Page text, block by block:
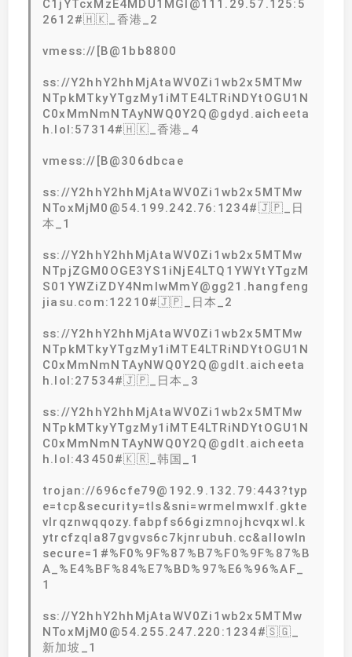
C1jYTcxMzE4MDU1MGI@111.29.57.125:5
2612#🇭🇰_香港_2
vmess://[B@1bb8800
ss://Y2hhY2hhMjAtaWV0Zi1wb2x5MTMw
NTpkMTkyYTgzMy1iMTE4LTRiNDYtOGU1N
C0xMmNmNTAyNWQ0Y2Q@gdyd.aicheeta
h.lol:57314#🇭🇰_香港_4
vmess://[B@306dbcae
ss://Y2hhY2hhMjAtaWV0Zi1wb2x5MTMw
NToxMjM0@54.199.242.76:1234#🇯🇵_日
本_1
ss://Y2hhY2hhMjAtaWV0Zi1wb2x5MTMw
NTpjZGM0OGE3YS1iNjE4LTQ1YWYtYTgzM
S01YWZiZDY4NmIwMmY@gg21.hangfeng
jiasu.com:12210#🇯🇵_日本_2
ss://Y2hhY2hhMjAtaWV0Zi1wb2x5MTMw
NTpkMTkyYTgzMy1iMTE4LTRiNDYtOGU1N
C0xMmNmNTAyNWQ0Y2Q@gdlt.aicheeta
h.lol:27534#🇯🇵_日本_3
ss://Y2hhY2hhMjAtaWV0Zi1wb2x5MTMw
NTpkMTkyYTgzMy1iMTE4LTRiNDYtOGU1N
C0xMmNmNTAyNWQ0Y2Q@gdlt.aicheeta
h.lol:43450#🇰🇷_韩国_1
trojan://696cfe79@192.9.132.79:443?typ
e=tcp&security=tls&sni=wrmelmwxlf.gkte
vlrqznwqqozy.fabpfs66gizmnojhcvqxwl.k
ytrcfzqla87gvgvs6c7kjnrubuh.cc&allowIn
secure=1#%F0%9F%87%B7%F0%9F%87%B
A_%E4%BF%84%E7%BD%97%E6%96%AF_
1
ss://Y2hhY2hhMjAtaWV0Zi1wb2x5MTMw
NToxMjM0@54.255.247.220:1234#🇸🇬_
新加坡_1